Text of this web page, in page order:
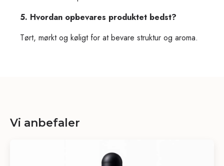
5. Hvordan opbevares produktet bedst?
Tørt, mørkt og køligt for at bevare struktur og aroma.
Vi anbefaler